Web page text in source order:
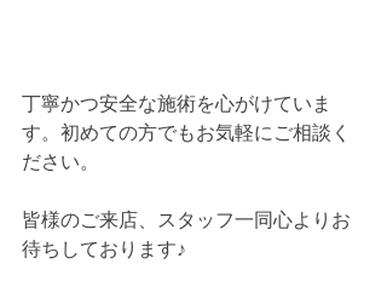
丁寧かつ安全な施術を心がけていま
す。初めての方でもお気軽にご相談く
ださい。
皆様のご来店、スタッフ一同心よりお
待ちしております♪